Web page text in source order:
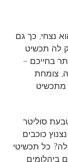
נצחי, כך גם
לה תכשיט
בחייכם –
צומחת
מתכשיט
סוליטר
כוכבים
כל תכשיטי
ביהלומים